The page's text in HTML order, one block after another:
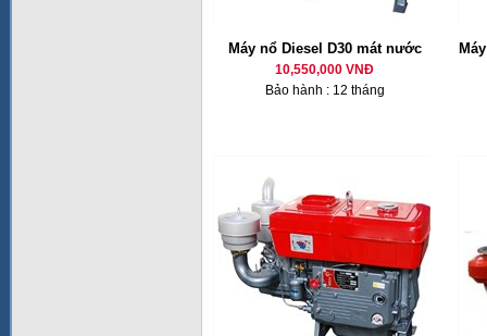
Máy nổ Diesel D30 mát nước
10,550,000 VNĐ
Bảo hành : 12 tháng